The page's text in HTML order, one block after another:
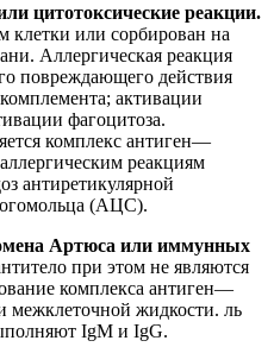
цитотоксические реакции.
клетки или сорбирован на
Аллергическая реакция
повреждающего действия
активации
фагоцитоза.
комплекс антиген—
реакциям
антиретикулярной
(АЦС).
Артюса или иммунных
при этом не являются
комплекса антиген—
межклеточной жидкости. ль
IgM и IgG.